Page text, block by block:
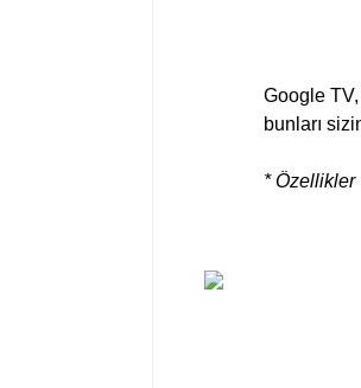
Google
bunları
* Özellikler